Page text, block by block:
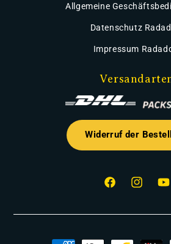
Allgemeine
Datenschutz
Impressum
Widerruf der
FacebookInstagram
Zahlungsmethoden